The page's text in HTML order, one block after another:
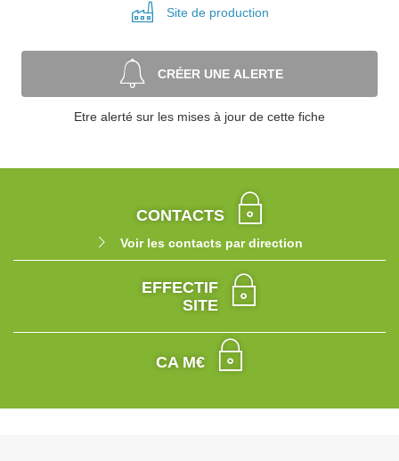
Site de production
CRÉER UNE ALERTE
Etre alerté sur les mises à jour de cette fiche
CONTACTS
Voir les contacts par direction
EFFECTIF
SITE
CA M€